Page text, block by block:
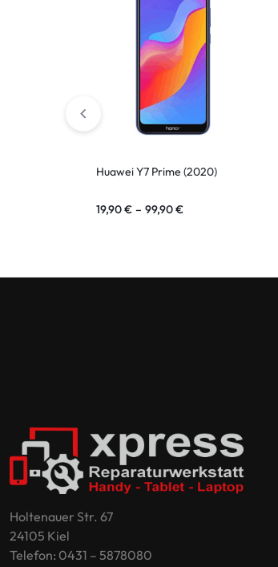
Huawei Y7 Prime (2020)
19,90€ – 99,90€
Holtenauer Str. 67
24105 Kiel
Telefon: 0431 – 5878080